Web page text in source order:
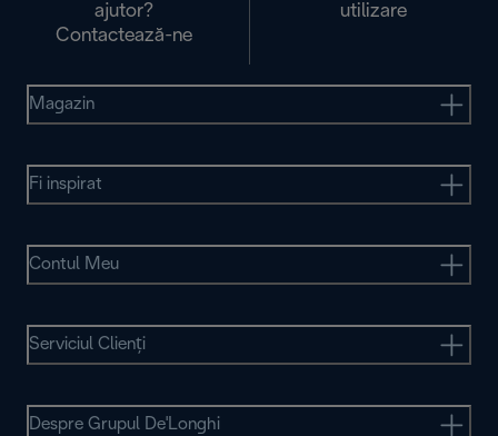
ajutor?
Contactează-ne
utilizare
Magazin
Fi inspirat
Contul Meu
Serviciul Clienţi
Despre Grupul De'Longhi